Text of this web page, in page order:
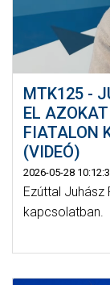
MTK125 -
EL
FIATALON
(VIDEÓ)
2026-05-28
Ezúttal Juhász
kapcsolatban.